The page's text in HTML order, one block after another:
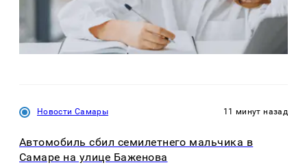
Новости Самары 11 минут назад
Автомобиль сбил семилетнего мальчика в
Самаре на улице Баженова